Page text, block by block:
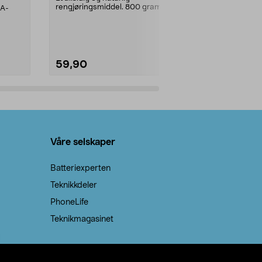
rengjøringsmiddel. 800 gram
59,90
Våre selskaper
Batteriexperten
Teknikkdeler
PhoneLife
Teknikmagasinet